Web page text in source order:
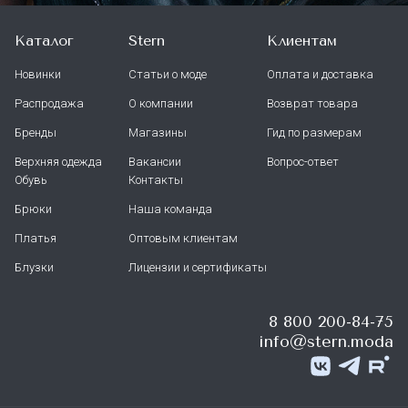
Каталог
Новинки
Распродажа
Бренды
Верхняя одежда
Обувь
Брюки
Платья
Блузки
Stern
Статьи о моде
О компании
Магазины
Вакансии
Контакты
Наша команда
Оптовым клиентам
Лицензии и сертификаты
Клиентам
Оплата и доставка
Возврат товара
Гид по размерам
Вопрос-ответ
8 800 200-84-75
info@stern.moda